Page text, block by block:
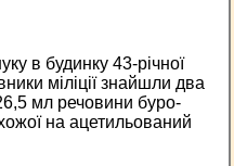
в будинку 43-річної
міліції знайшли два
мл речовини буро-
на ацетильований